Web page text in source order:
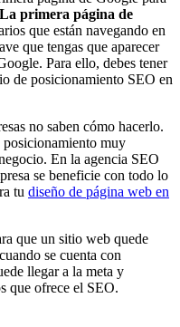
La primera página de
que están navegando en
que tengas que aparecer
Para ello, debes tener
de posicionamiento SEO en
no saben cómo hacerlo.
posicionamiento muy
En la agencia SEO
se beneficie con todo lo
tu diseño de página web en
que un sitio web quede
se cuenta con
llegar a la meta y
que ofrece el SEO.